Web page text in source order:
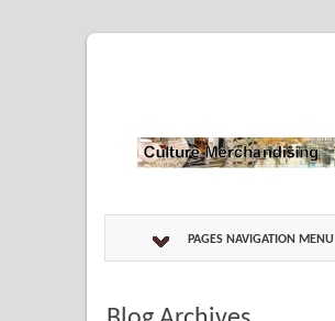
PAGES NAVIGATION MENU